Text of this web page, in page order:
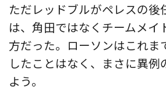
ただレッドブルがペレスの後
は、角田ではなくチームメイ
方だった。ローソンはこれま
したことはなく、まさに異例
よう。